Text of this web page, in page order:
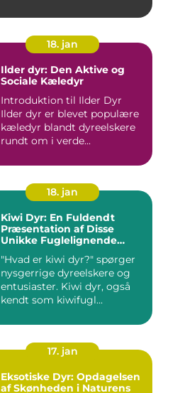
18. jan
Ilder dyr: Den Aktive og
Sociale Kæledyr
Introduktion til Ilder Dyr
Ilder dyr er blevet populære
kæledyr blandt dyreelskere
rundt om i verde...
18. jan
Kiwi Dyr: En Fuldendt
Præsentation af Disse
Unikke Fuglelignende
"Hvad er kiwi dyr?" spørger
nysgerrige dyreelskere og
entusiaster. Kiwi dyr, også
kendt som kiwifugl...
17. jan
Eksotiske Dyr: Opdagelsen
af Skønheden i Naturens